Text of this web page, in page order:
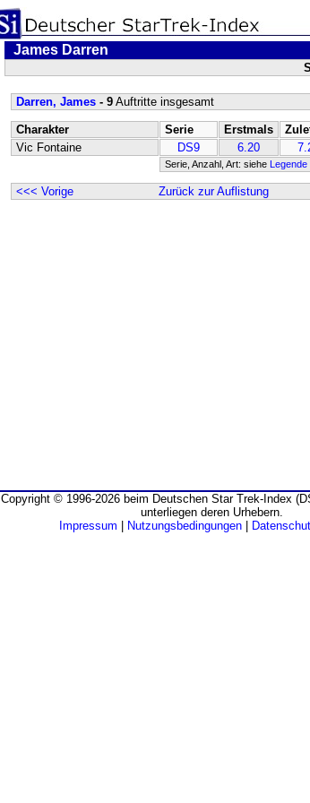
James Darren
Darren, James- 9Auftritte insgesamt
Charakter Serie Erstmals
Vic Fontaine
DS9 6.20
Serie, Anzahl, Art: siehe Legende
<<< Vorige Zurück zur Auflistung
Copyright © 1996-2026 beim Deutschen Star Trek-Index
unterliegen deren Urhebern.
Impressum
Nutzungsbedingungen